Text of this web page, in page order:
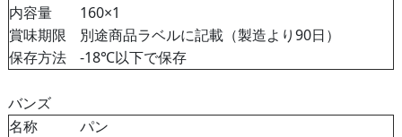
内容量
160×1
賞味期限
別途商品ラベルに記載（製造より90日）
保存方法
-18℃以下で保存
バンズ
名称
パン